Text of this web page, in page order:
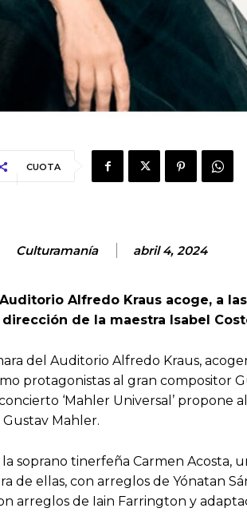
CUOTA
Culturamanía abril 4, 2024
Alfredo Kraus acoge, a
de la maestra Isabel
del Auditorio Alfredo Kraus,
protagonistas al gran compositor
‘Mahler Universal’ propone
Gustav Mahler.
soprano tinerfeña Carmen
de ellas, con arreglos de Yónatan
arreglos de Iain Farrington y